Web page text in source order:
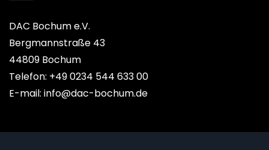
DAC Bochum e.V.
Bergmannstraße 43
44809 Bochum
Telefon: +49 0234 544 633 00
E-mail: info@dac-bochum.de